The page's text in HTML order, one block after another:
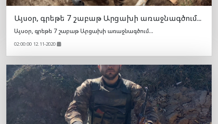
Այսօր, գրեթե 7 շաբաթ Արցախի առաջնագծում...
Այսօր, գրեթե 7 շաբաթ Արցախի առաջնագծում...
02:00:00 12.11-2020